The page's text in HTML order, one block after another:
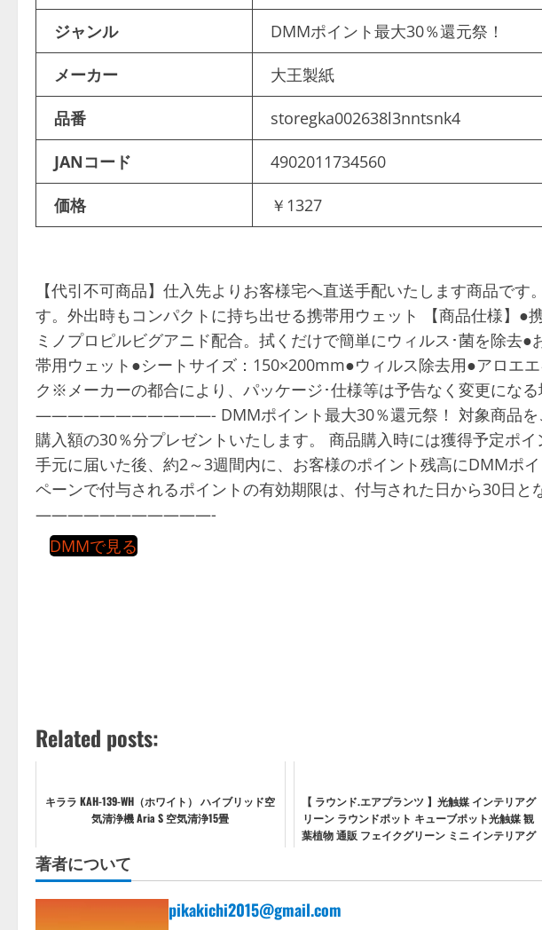
ジャンル DMMポイント最大30％還元祭！
メーカー 大王製紙
品番 storegka002638l3nntsnk4
JANコード 4902011734560
価格 ￥1327
【代引不可商品】仕入先よりお客様宅へ直送手配いたします商品です
す。外出時もコンパクトに持ち出せる携帯用ウェット 【商品仕様】●
ミノプロピルビグアニド配合。拭くだけで簡単にウィルス･菌を除去
帯用ウェット●シートサイズ：150×200mm●ウィルス除去用●アロエ
ク※メーカーの都合により、パッケージ･仕様等は予告なく変更になる
———————————- DMMポイント最大30％還元祭！ 対象商品をご
購入額の30％分プレゼントいたします。 商品購入時には獲得予定ポ
手元に届いた後、約2～3週間内に、お客様のポイント残高にDMMポ
ペーンで付与されるポイントの有効期限は、付与された日から30日と
———————————-
DMMで見る
Related posts:
キララ KAH-139-WH（ホワイト） ハイブリッド空
気清浄機 Aria S 空気清浄15畳
【 ラウンド.エアプランツ 】光触媒 インテリアグ
リーン ラウンドポット キューブポット光触媒 観
葉植物 通販 フェイクグリーン ミニ インテリアグ
著者について
pikakichi2015@gmail.com